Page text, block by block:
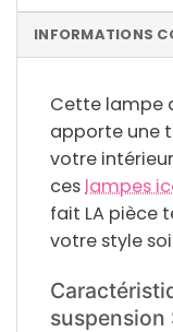
INFORMATIONS
Cette lampe
apporte une
votre
ceslampes
fait LA pièce
votre style
suspension